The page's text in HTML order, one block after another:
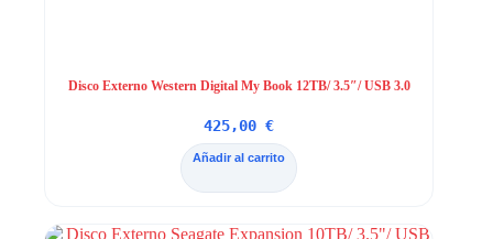
Disco Externo Western Digital My Book 12TB/ 3.5″/ USB 3.0
425,00€
Añadir al carrito